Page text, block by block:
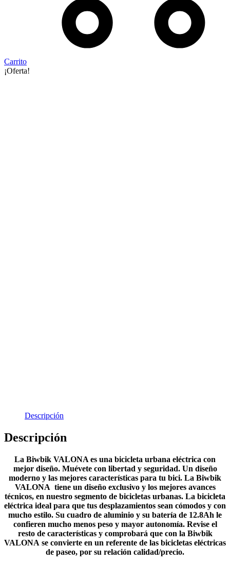
Carrito
¡Oferta!
Descripción
Descripción
La Biwbik VALONA es una bicicleta urbana eléctrica con
mejor diseño. Muévete con libertad y seguridad. Un diseño
moderno y las mejores características para tu bici. La Biwbik
VALONA tiene un diseño exclusivo y los mejores avances
técnicos, en nuestro segmento de bicicletas urbanas. La bicicleta
eléctrica ideal para que tus desplazamientos sean cómodos y con
mucho estilo. Su cuadro de aluminio y su batería de 12.8Ah le
confieren mucho menos peso y mayor autonomía. Revise el
resto de características y comprobará que con la Biwbik
VALONA se convierte en un referente de las bicicletas eléctricas
de paseo, por su relación calidad/precio.